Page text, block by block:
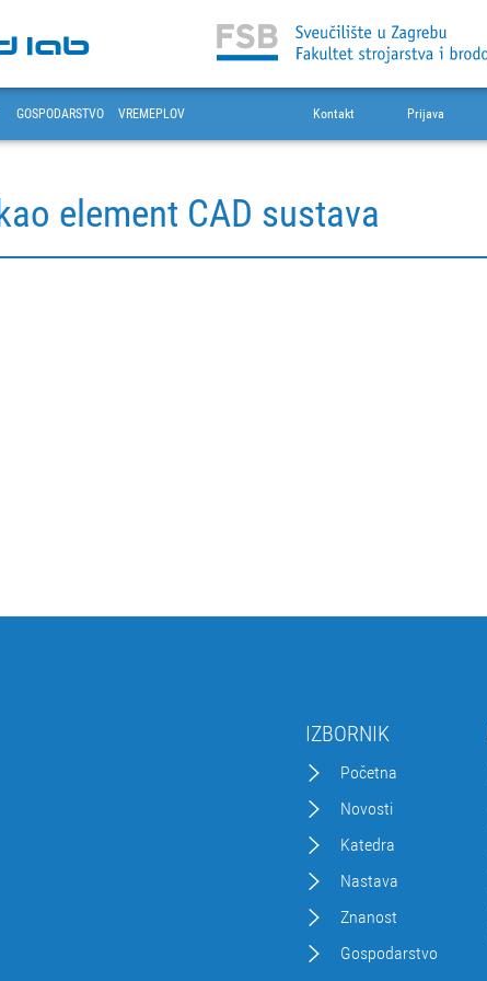
GOSPODARSTVO VREMEPLOV Kontakt Prijava
element CAD sustava
IZBORNIK
Početna
Novosti
Katedra
Nastava
Znanost
Gospodarstvo